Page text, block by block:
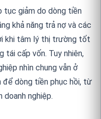
tục giảm do dòng tiền
ng khả năng trả nợ và các
i khi tâm lý thị trường tốt
tái cấp vốn. Tuy nhiên,
ệp nhìn chung vẫn ở
để dòng tiền phục hồi, từ
doanh nghiệp.